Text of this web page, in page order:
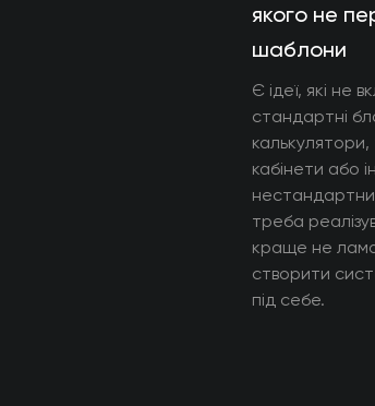
якого не
шаблони
Є ідеї, які не
стандартні
кабінети або
треба
краще не
створити
під себе.